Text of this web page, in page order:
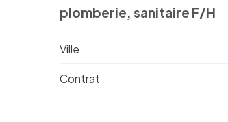
plomberie, sanitaire F/H
Ville
Contrat